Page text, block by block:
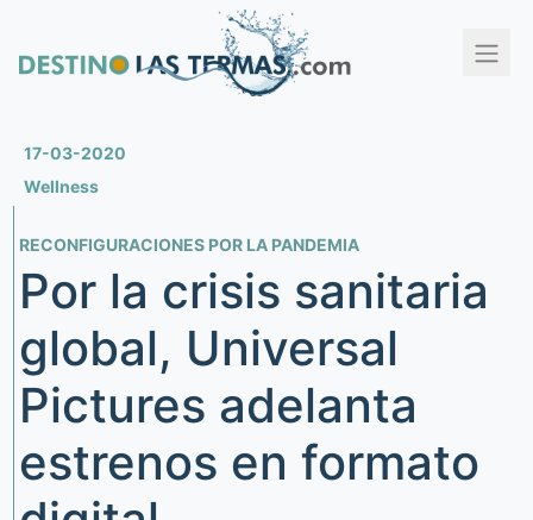
17-03-2020
Wellness
RECONFIGURACIONES POR LA PANDEMIA
Por la crisis sanitaria
global, Universal
Pictures adelanta
estrenos en formato